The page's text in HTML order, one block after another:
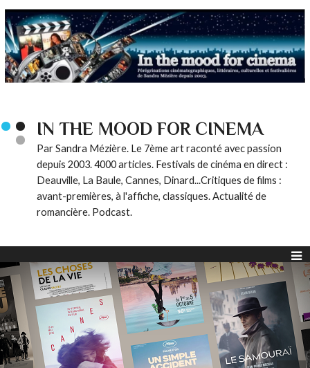
IN THE MOOD FOR CINEMA
Par Sandra Mézière. Le 7ème art raconté avec passion
depuis 2003. 4000 articles. Festivals de cinéma en direct :
Deauville, La Baule, Cannes, Dinard...Critiques de films :
avant-premières, à l'affiche, classiques. Actualité de
romancière. Podcast.